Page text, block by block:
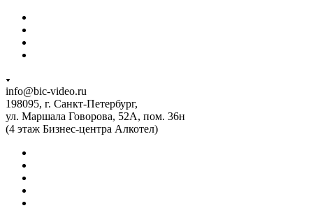
info@bic-video.ru
198095, г. Санкт-Петербург,
ул. Маршала Говорова, 52А, пом. 36н
(4 этаж Бизнес-центра Алкотел)